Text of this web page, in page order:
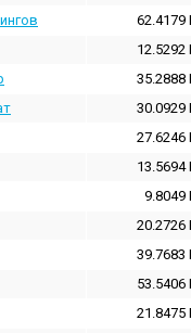
62.4179
12.5292
35.2888
30.0929
27.6246
13.5694
9.8049
20.2726
39.7683
53.5406
21.8475